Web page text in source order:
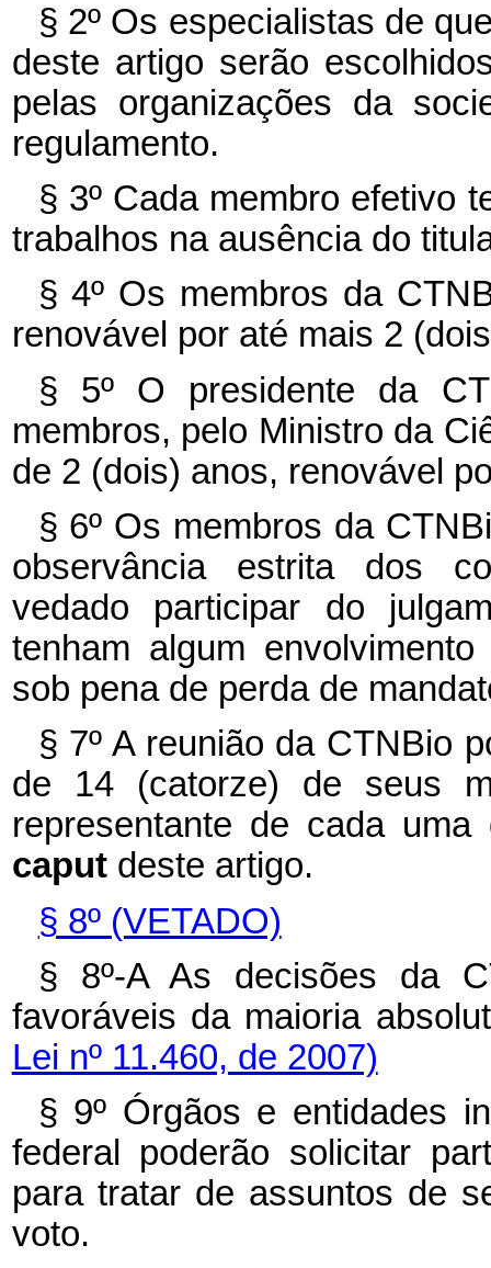
§ 2º Os especialistas de
deste artigo serão
pelas organizações da
regulamento.
§ 3º Cada membro efetivo
trabalhos na ausência do
§ 4º Os membros da
renovável por até mais 2
§ 5º O presidente da
membros, pelo Ministro da
de 2 (dois) anos, renovável
§ 6º Os membros da
observância estrita dos
vedado participar do
tenham algum
sob pena de perda de
§ 7º A reunião da CTNBio
de 14 (catorze) de seus
representante de cada
caput deste artigo.
§ 8º (VETADO)
§ 8º-A As decisões da
favoráveis da maioria
Lei nº 11.460, de 2007)
§ 9º Órgãos e entidades
federal poderão solicitar
para tratar de assuntos de
voto.